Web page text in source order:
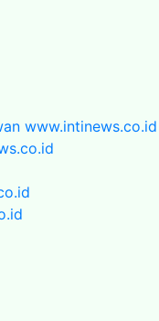
www.intinews.co.id